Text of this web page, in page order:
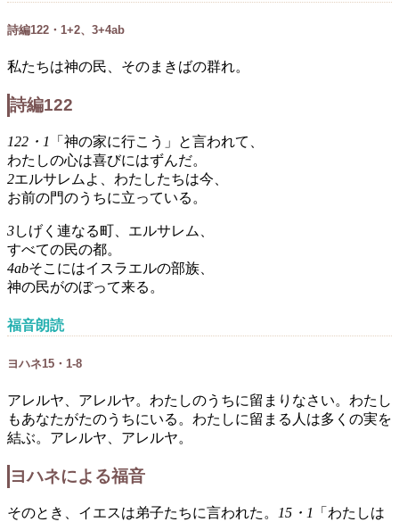
詩編122・1+2、3+4ab
私たちは神の民、そのまきばの群れ。
詩編122
122・1 「神の家に行こう」と言われて、
わたしの心は喜びにはずんだ。
2エルサレムよ、わたしたちは今、
お前の門のうちに立っている。
3しげく連なる町、エルサレム、
すべての民の都。
4abそこにはイスラエルの部族、
神の民がのぼって来る。
福音朗読
ヨハネ15・1-8
アレルヤ、アレルヤ。わたしのうちに留まりなさい。わたし
もあなたがたのうちにいる。わたしに留まる人は多くの実を
結ぶ。アレルヤ、アレルヤ。
ヨハネによる福音
そのとき、イエスは弟子たちに言われた。 15・1 「わたしは